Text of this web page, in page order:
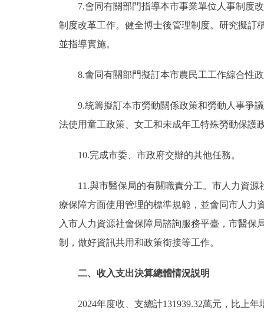
7.會同有關部門指導本市事業單位人事制度
制度改革工作。健全博士後管理制度。研究擬訂
並指導實施。
8.會同有關部門擬訂本市農民工工作綜合性
9.統籌擬訂本市勞動關係政策和勞動人事爭
法使用童工政策、女工和未成年工特殊勞動保護
10.完成市委、市政府交辦的其他任務。
11.與市醫保局的有關職責分工。市人力資
療保障方面使用管理的標準規範，並會同市人力
入市人力資源社會保障局諮詢服務平臺，市醫
制，做好資訊共用和政策銜接等工作。
二、收入支出決算總體情況説明
2024年度收、支總計131939.32萬元，比上年